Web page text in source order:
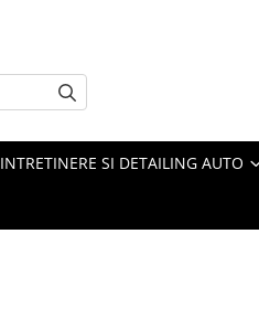
INTRETINERE SI DETAILING AUTO